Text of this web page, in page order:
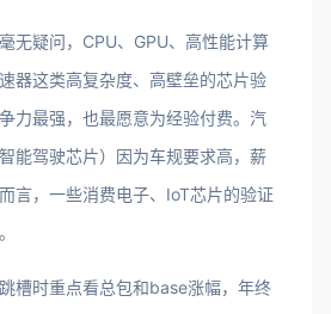
无疑问，CPU、GPU、高性能计算
速器这类高复杂度、高壁垒的芯片验
力最强，也最愿意为经验付费。汽
能驾驶芯片）因为车规要求高，薪
言，一些消费电子、IoT芯片的验证
槽时重点看总包和base涨幅，年终